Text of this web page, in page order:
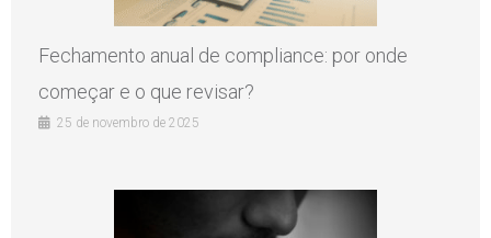
Fechamento anual de compliance: por onde
começar e o que revisar?
25 de novembro de 2025